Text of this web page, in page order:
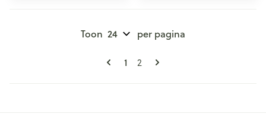
Pagina's
U lees momenteel pagina
1 Pagina
2
Toon per pagina